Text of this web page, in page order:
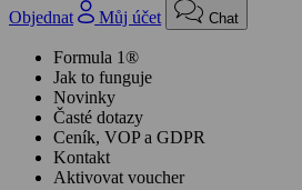
Objednat
Můj účet Chat
Formula 1®
Jak to funguje
Novinky
Časté dotazy
Ceník, VOP a GDPR
Kontakt
Aktivovat voucher